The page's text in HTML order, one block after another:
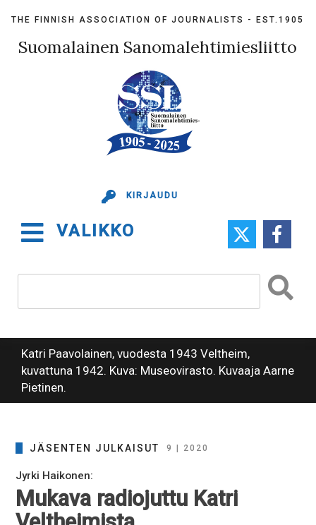
content
THE FINNISH ASSOCIATION OF JOURNALISTS - EST.1905
Suomalainen Sanomalehtimiesliitto
KIRJAUDU
VALIKKO
Katri Paavolainen, vuodesta 1943 Veltheim,
kuvattuna 1942. Kuva: Museovirasto. Kuvaaja Aarne
Pietinen.
JÄSENTEN JULKAISUT 9 | 2020
Jyrki Haikonen:
Mukava radiojuttu Katri